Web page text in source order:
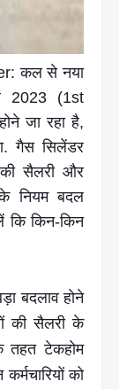
कल से नया
2023 (1st
जा रहा है,
गैस सिलेंडर
सैलरी और
नियम बदल
कि किन-किन
बदलाव होने
की सैलरी के
तहत टेकहोम
को